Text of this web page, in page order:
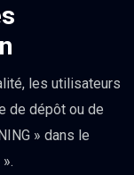
les utilisateurs
de dépôt ou de
» dans le